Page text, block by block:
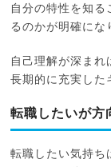
自分の特性を知る
るのかが明確にな
自己理解が深まれ
長期的に充実した
転職したいが方
転職したい気持ち